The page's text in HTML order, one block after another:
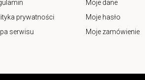
prywatności
serwisu
Moje dane
Moje hasło
Moje zamówienie